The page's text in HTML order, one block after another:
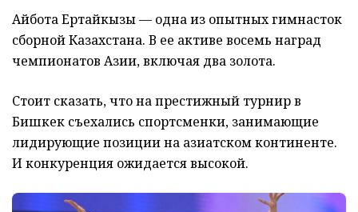
Айбота Ертайкызы — одна из опытных гимнасток
сборной Казахстана. В ее активе восемь наград
чемпионатов Азии, включая два золота.
Стоит сказать, что на престижный турнир в
Бишкек съехались спортсменки, занимающие
лидирующие позиции на азиатском континенте.
И конкуренция ожидается высокой.